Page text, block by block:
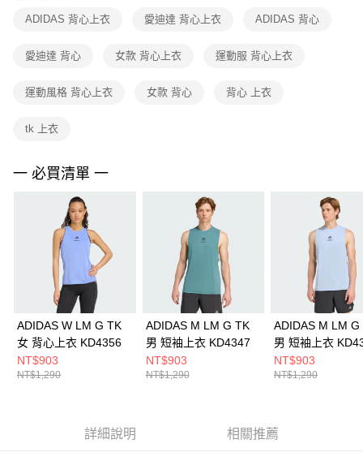
客戶支援中心」
https://netprotections.freshdesk.com/support/home
１．透過由恩沛科技股份有限公司提供之「AFTEE先享後付」服務完成之交
權轉讓予恩沛科技股份有限公司。
３．未成年的使用者請事先徵得法定代理人或監護人之同意方可使用
４．使用「AFTEE先享後付」時，將依據個別帳號之用戶狀況，依本公司即
時審查核予不同之上限額度；若仍有額度不足之情形，本公司將視審查結果
請求用戶進行身份認證。
５．嚴禁一人註冊多個帳號或使用他人資訊註冊。若發現惡意使用之情形，
恩沛科技股份有限公司將有權停止該用戶之使用額度並採取法律行動。
ADIDAS 背心上衣 愛迪達 背心上衣 ADIDAS 背心
愛迪達 背心 女款 背心上衣 運動服 背心上衣
運動風格 背心上衣 女款 背心 背心 上衣
tk 上衣
一 必買清單 一
ADIDAS W LM G TK
女 背心上衣 KD4356
NT$903
NT$1,290
ADIDAS M LM G TK
男 短袖上衣 KD4347
NT$903
NT$1,290
ADIDAS M LM G
男 短袖上衣
NT$903
NT$1,290
詳細說明 相關推薦